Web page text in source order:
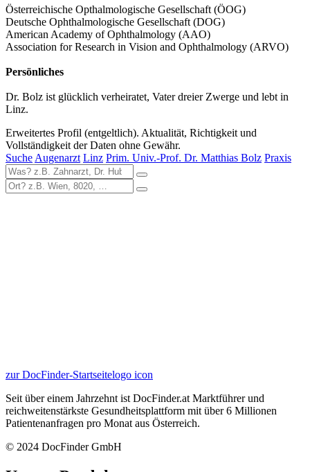
Österreichische Opthalmologische Gesellschaft (ÖOG)
Deutsche Ophthalmologische Gesellschaft (DOG)
American Academy of Ophthalmology (AAO)
Association for Research in Vision and Ophthalmology (ARVO)
Persönliches
Dr. Bolz ist glücklich verheiratet, Vater dreier Zwerge und lebt in
Linz.
Erweitertes Profil (entgeltlich). Aktualität, Richtigkeit und
Vollständigkeit der Daten ohne Gewähr.
Suche Augenarzt Linz Prim. Univ.-Prof. Dr. Matthias Bolz Praxis
zur DocFinder-Startseitelogo icon
Seit über einem Jahrzehnt ist DocFinder.at Marktführer und
reichweitenstärkste Gesundheitsplattform mit über 6 Millionen
Patientenanfragen pro Monat aus Österreich.
© 2024 DocFinder GmbH